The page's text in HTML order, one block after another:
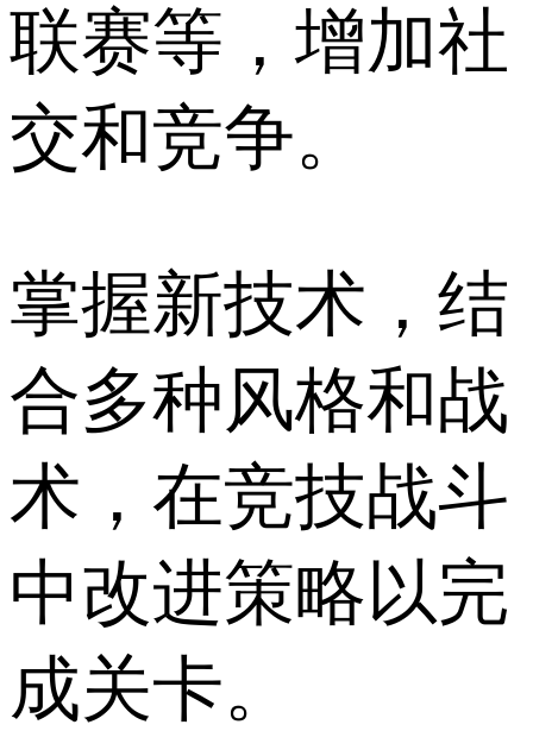
联赛等，增加社
交和竞争。
掌握新技术，结
合多种风格和战
术，在竞技战斗
中改进策略以完
成关卡。